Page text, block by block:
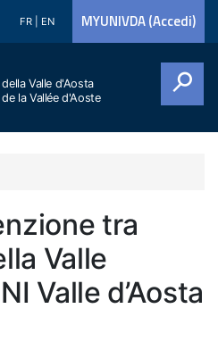
FR EN MYUNIVDA (Accedi)
Valle d'Aosta
la Vallée d'Aoste
tra
Valle
Valle d’Aosta